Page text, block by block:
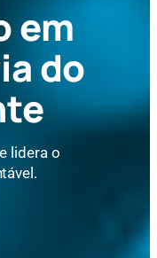
em
do
lidera o